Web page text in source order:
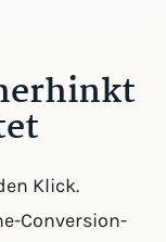
Klick.
Conversion-